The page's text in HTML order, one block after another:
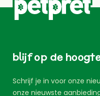
blijf op de
Schrijf je in voor onze
onze nieuwste